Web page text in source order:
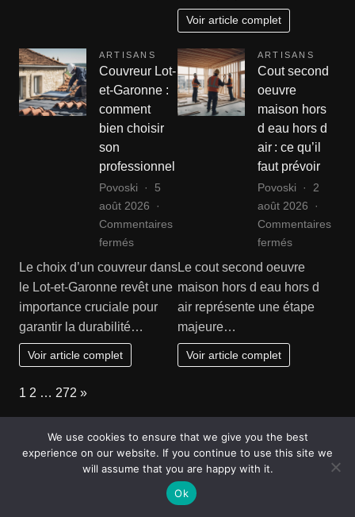
bien
La
Voir article complet
ARTISANS
Couvreur Lot-
et-Garonne :
comment
bien choisir
son
professionnel
Povoski
5
août 2026
Commentaires
ferméssur
Couvreur
Lot-
Garonne
:
Le choix d’un couvreur dans
le Lot-et-Garonne revêt une
importance cruciale pour
garantir la durabilité…
Voir article complet
ARTISANS
Cout second
oeuvre
maison hors
d eau hors d
air : ce qu’il
faut prévoir
Povoski
2
août 2026
Commentaires
ferméssur
maison
ce
qu’il
Le cout second oeuvre
maison hors d eau hors d
air représente une étape
majeure…
Voir article complet
Page:
1 2 … 272 Next
»
Articles moins récents
DÉCOUVERTE
LOISIRS
We use cookies to ensure that we give you the best
experience on our website. If you continue to use this site we
will assume that you are happy with it.
Ok